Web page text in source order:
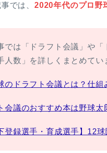
では、 2020年代のプロ野
では「ドラフト会議」や
人数」を詳しくまとめてい
のドラフト会議とは？仕
会議のおすすめ本は野球
登録選手・育成選手】12